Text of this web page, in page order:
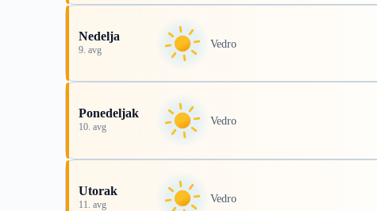
Nedelja
9. avg Vedro
Ponedeljak
10. avg Vedro
Utorak
11. avg Vedro